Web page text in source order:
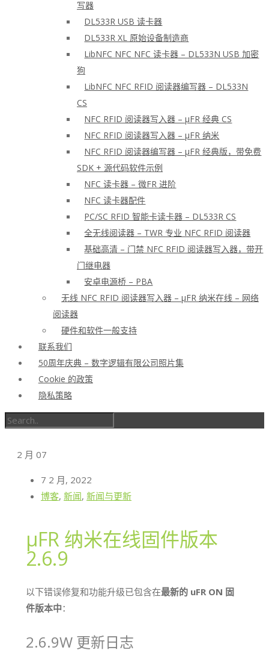
写器
DL533R USB 读卡器
DL533R XL 原始设备制造商
LibNFC NFC NFC 读卡器 – DL533N USB 加密
狗
LibNFC NFC RFID 阅读器编写器 – DL533N
CS
NFC RFID 阅读器写入器 – μFR 经典 CS
NFC RFID 阅读器写入器 – μFR 纳米
NFC RFID 阅读器编写器 – μFR 经典版，带免费
SDK + 源代码软件示例
NFC 读卡器 – 微FR 进阶
NFC 读卡器配件
PC/SC RFID 智能卡读卡器 – DL533R CS
全无线阅读器 – TWR 专业 NFC RFID 阅读器
基础高清 – 门禁 NFC RFID 阅读器写入器，带开
门继电器
安卓电源桥 – PBA
无线 NFC RFID 阅读器写入器 – μFR 纳米在线 – 网络
阅读器
硬件和软件一般支持
联系我们
50周年庆典 – 数字逻辑有限公司照片集
Cookie 的政策
隐私策略
2 月 07
7 2 月, 2022
博客, 新闻, 新闻与更新
μFR 纳米在线固件版本
2.6.9
以下错误修复和功能升级已包含在最新的 uFR ON 固
件版本中：
2.6.9W 更新日志